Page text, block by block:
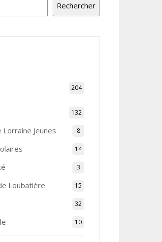
Rechercher
204
132
Jeunes 8
14
3
Loubatière 15
32
10